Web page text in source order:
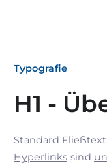
Typografie
H1 -
Standard
Hyperlinks sind